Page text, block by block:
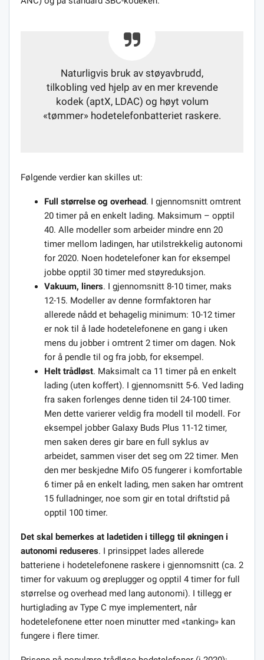
Naturligvis bruk av støyavbrudd,
tilkobling ved hjelp av en mer krevende
kodek (aptX, LDAC) og høyt volum
«tømmer» hodetelefonbatteriet raskere.
Følgende verdier kan skilles ut:
Full størrelse og overhead. I gjennomsnitt omtrent
20 timer på en enkelt lading. Maksimum – opptil
40. Alle modeller som arbeider mindre enn 20
timer mellom ladingen, har utilstrekkelig autonomi
for 2020. Noen hodetelefoner kan for eksempel
jobbe opptil 30 timer med støyreduksjon.
Vakuum, liners. I gjennomsnitt 8-10 timer, maks
12-15. Modeller av denne formfaktoren har
allerede nådd et behagelig minimum: 10-12 timer
er nok til å lade hodetelefonene en gang i uken
mens du jobber i omtrent 2 timer om dagen. Nok
for å pendle til og fra jobb, for eksempel.
Helt trådløst. Maksimalt ca 11 timer på en enkelt
lading (uten koffert). I gjennomsnitt 5-6. Ved lading
fra saken forlenges denne tiden til 24-100 timer.
Men dette varierer veldig fra modell til modell. For
eksempel jobber Galaxy Buds Plus 11-12 timer,
men saken deres gir bare en full syklus av
arbeidet, sammen viser det seg om 22 timer. Men
den mer beskjedne Mifo O5 fungerer i komfortable
6 timer på en enkelt lading, men saken har omtrent
15 fulladninger, noe som gir en total driftstid på
opptil 100 timer.
Det skal bemerkes at ladetiden i tillegg til økningen i
autonomi reduseres. I prinsippet lades allerede
batteriene i hodetelefonene raskere i gjennomsnitt (ca. 2
timer for vakuum og øreplugger og opptil 4 timer for full
størrelse og overhead med lang autonomi). I tillegg er
hurtiglading av Type C mye implementert, når
hodetelefonene etter noen minutter med «tanking» kan
fungere i flere timer.